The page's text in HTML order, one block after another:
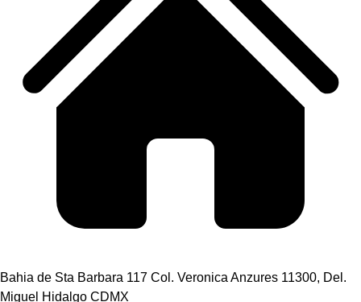
Bahia de Sta Barbara 117 Col. Veronica Anzures 11300, Del.
Miguel Hidalgo CDMX